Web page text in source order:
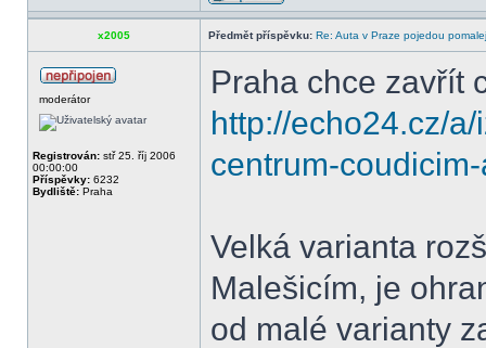
x2005 Předmět příspěvku: Re: Auta v Praze pojedou
moderátor
Registrován: stř 25. říj 2006
00:00:00
Příspěvky: 6232
Bydliště: Praha
Praha chce zavřít
http://echo24.cz/
centrum-
Velká varianta
Malešicím, je
od malé varianty